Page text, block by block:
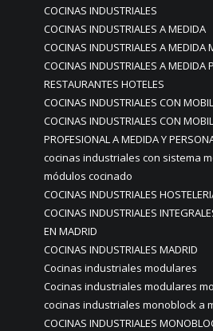
COCINAS INDUSTRIALES
COCINAS INDUSTRIALES A MEDIDA
COCINAS INDUSTRIALES A MEDIDA
COCINAS INDUSTRIALES A MEDIDA
RESTAURANTES HOTELES
COCINAS INDUSTRIALES CON
COCINAS INDUSTRIALES CON
PROFESIONAL A MEDIDA Y
cocinas industriales con sistema
módulos cocinado
COCINAS INDUSTRIALES
COCINAS INDUSTRIALES
EN MADRID
COCINAS INDUSTRIALES MADRID
Cocinas industriales modulares
Cocinas industriales modulares
cocinas industriales monoblock a
COCINAS INDUSTRIALES